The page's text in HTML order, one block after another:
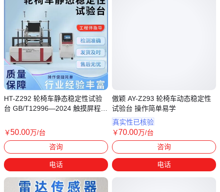
HT-Z292 轮椅车静态稳定性试验
台 GB/T12996—2024 触摸屏程序
￥50.00万/台
咨询
电话
傲颖 AY-Z293 轮椅车动态稳定性
试验台 操作简单易学
真实性已核验
￥70.00万/台
咨询
电话